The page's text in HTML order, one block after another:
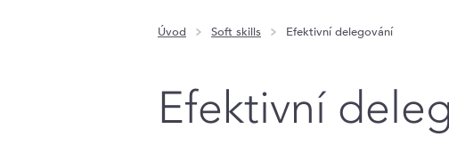
Úvod Soft skills Efektivní delegování
Efektivní